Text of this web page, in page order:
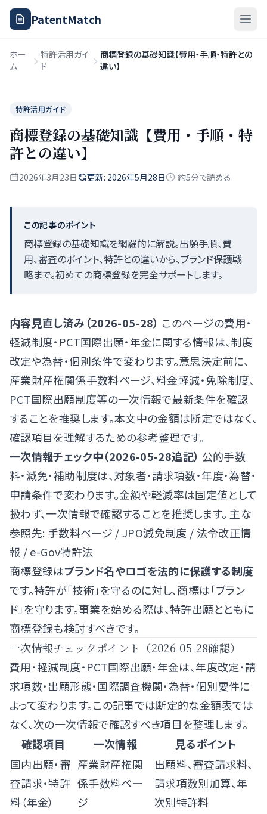
PatentMatch
ホー
ム
特許活用ガイ
ド
商標登録の基礎知識【費用・手順・特許との
違い】
特許活用ガイド
商標登録の基礎知識【費用・手順・特
許との違い】
2026年3月23日 更新: 2026年5月28日 約5分で読める
この記事のポイント
商標登録の基礎知識を網羅的に解説。出願手順、費
用、審査のポイント、特許との違いから、ブランド保護戦
略まで。初めての商標登録を完全サポートします。
内容見直し済み（2026-05-28） このページの費用・
軽減制度・PCT国際出願・年金に関する情報は、制度
改定や為替・個別条件で変わります。意思決定前に、
産業財産権関係手数料ページ、料金軽減・免除制度、
PCT国際出願制度等の一次情報で最新条件を確認
することを推奨します。本文中の金額は断定ではなく、
確認項目を理解するための参考整理です。
一次情報チェック中（2026-05-28追記） 公的手数
料・減免・補助制度は、対象者・請求項数・年度・為替・
申請条件で変わります。金額や軽減率は固定値として
扱わず、一次情報で確認することを推奨します。 主な
参照先: 手数料ページ /JPO減免制度 / 法令改正情
報 /e-Gov特許法
商標登録はブランド名やロゴを法的に保護する制度
です。特許が「技術」を守るのに対し、商標は「ブラン
ド」を守ります。事業を始める際は、特許出願とともに
商標登録も検討すべきです。
一次情報チェックポイント（2026-05-28確認）
費用・軽減制度・PCT国際出願・年金は、年度改定・請
求項数・出願形態・国際調査機関・為替・個別要件に
よって変わります。この記事では断定的な金額表では
なく、次の一次情報で確認すべき項目を整理します。
確認項目
一次情報
見るポイント
国内出願・審
査請求・特許
料（年金）
産業財産権関
係手数料ペー
ジ
出願料、審査請求料、
請求項数別加算、年
次別特許料